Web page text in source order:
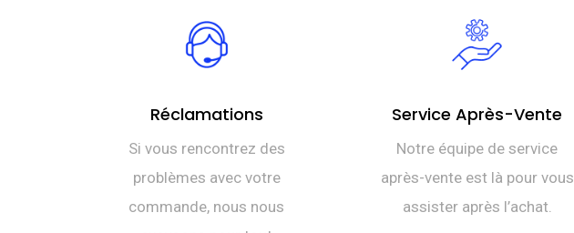
Réclamations
Si vous rencontrez des
problèmes avec votre
commande, nous nous
Service Après-Vente
Notre équipe de service
après-vente est là pour vous
assister après l’achat.